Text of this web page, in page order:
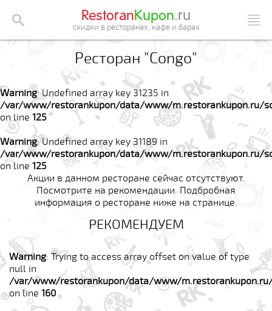
RestoranKupon.ru
скидки в ресторанах, кафе и барах
Ресторан "Congo"
Warning: Undefined array key 31235 in
/var/www/restorankupon/data/www/m.restorankupon.ru/
on line 125
Warning: Undefined array key 31189 in
/var/www/restorankupon/data/www/m.restorankupon.ru/
on line 125
Акции в данном ресторане сейчас отсутствуют.
Посмотрите на рекомендации. Подбробная
информация о ресторане ниже на странице.
РЕКОМЕНДУЕМ
Warning: Trying to access array offset on value of type
null in
/var/www/restorankupon/data/www/
on line 160